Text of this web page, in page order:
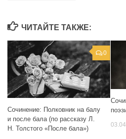
ЧИТАЙТЕ ТАКЖЕ:
0
Сочинение: Полковник на балу
и после бала (по рассказу Л.
Н. Толстого «После бала»)